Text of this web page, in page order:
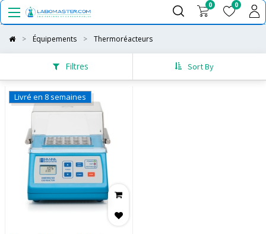
0 0
Équipements Thermoréacteurs
Filtres Sort By
Livré en 8 semaines